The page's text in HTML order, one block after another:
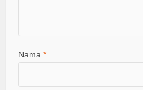
Nama*